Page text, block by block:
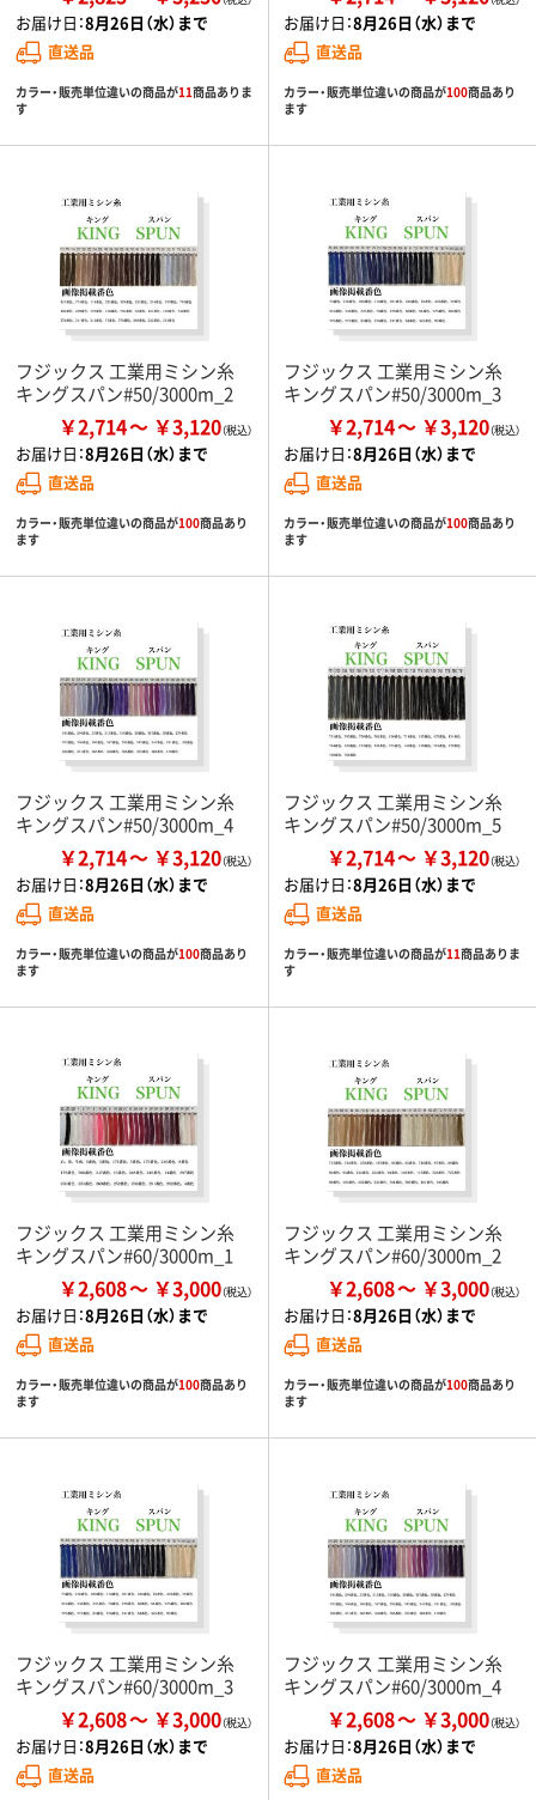
お届け日：8月26日（水）まで
直送品
カラー・販売単位違いの商品が11商品ありま
す
お届け日：8月26日（水）まで
直送品
カラー・販売単位違いの商品が100商品あり
ます
フジックス 工業用ミシン糸
キングスパン#50/3000m_2
￥2,714 ￥3,120
お届け日：8月26日（水）まで
直送品
カラー・販売単位違いの商品が100商品あり
ます
フジックス 工業用ミシン糸
キングスパン#50/3000m_3
￥2,714 ￥3,120
お届け日：8月26日（水）まで
直送品
カラー・販売単位違いの商品が100商品あり
ます
フジックス 工業用ミシン糸
キングスパン#50/3000m_4
￥2,714 ￥3,120
お届け日：8月26日（水）まで
直送品
カラー・販売単位違いの商品が100商品あり
ます
フジックス 工業用ミシン糸
キングスパン#50/3000m_5
￥2,714 ￥3,120
お届け日：8月26日（水）まで
直送品
カラー・販売単位違いの商品が11商品ありま
す
フジックス 工業用ミシン糸
キングスパン#60/3000m_1
￥2,608 ￥3,000
お届け日：8月26日（水）まで
直送品
カラー・販売単位違いの商品が100商品あり
ます
フジックス 工業用ミシン糸
キングスパン#60/3000m_2
￥2,608 ￥3,000
お届け日：8月26日（水）まで
直送品
カラー・販売単位違いの商品が100商品あり
ます
フジックス 工業用ミシン糸
キングスパン#60/3000m_3
￥2,608 ￥3,000
お届け日：8月26日（水）まで
直送品
フジックス 工業用ミシン糸
キングスパン#60/3000m_4
￥2,608 ￥3,000
お届け日：8月26日（水）まで
直送品